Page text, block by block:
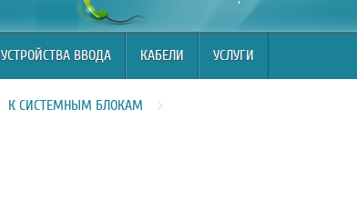
УСТРОЙСТВА ВВОДА КАБЕЛИ УСЛУГИ
К СИСТЕМНЫМ БЛОКАМ